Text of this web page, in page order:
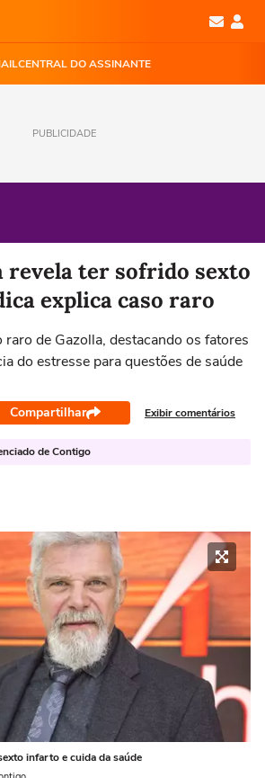
CENTRAL DO ASSINANTE
PUBLICIDADE
revela ter sofrido sexto
explica caso raro
raro de Gazolla, destacando os fatores
do estresse para questões de saúde
Compartilhar Exibir comentários
de Contigo
infarto e cuida da saúde